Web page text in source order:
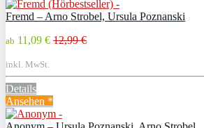
Fremd – Arno Strobel, Ursula Poznanski
ab 11,09 € 12,99 €
inkl. MwSt.
Details
Ansehen *